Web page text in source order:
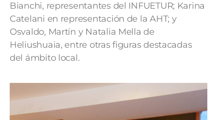
Bianchi, representantes del INFUETUR; Karina
Catelani en representación de la AHT; y
Osvaldo, Martín y Natalia Mella de
Heliushuaia, entre otras figuras destacadas
del ámbito local.